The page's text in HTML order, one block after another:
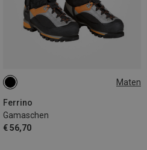
Maten
Ferrino
Gamaschen
€ 56,70
M|S